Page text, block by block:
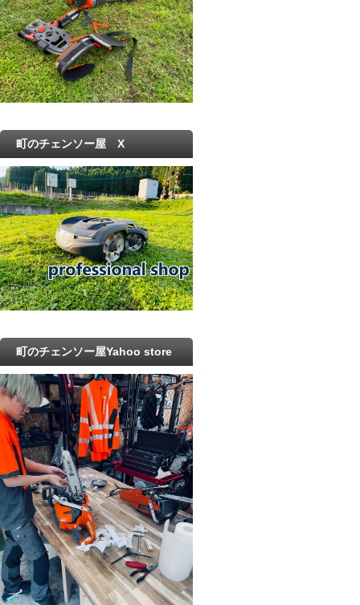
町のチェンソー屋 X
町のチェンソー屋Yahoo store